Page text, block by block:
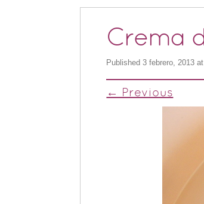
Crema
Published3 febrero, 2013
← Previous